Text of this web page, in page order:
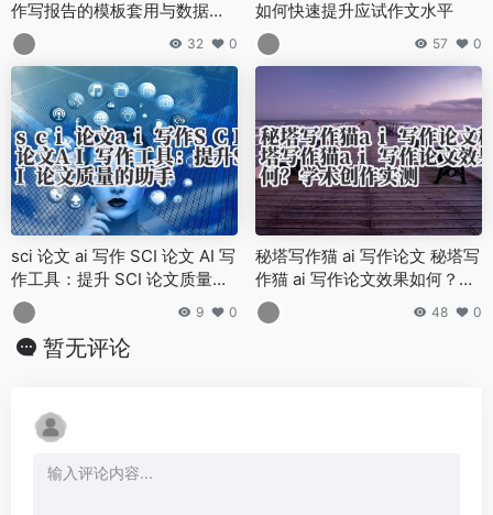
作写报告的模板套用与数据可
视化技巧！
32 0
如何快速提升应试作文水平
57 0
sci 论文 ai 写作 SCI 论文 AI 写
作工具：提升 SCI 论文质量的
助手
9 0
秘塔写作猫 ai 写作论文 秘塔写
作猫 ai 写作论文效果如何？学
术创作实测
48 0
暂无评论